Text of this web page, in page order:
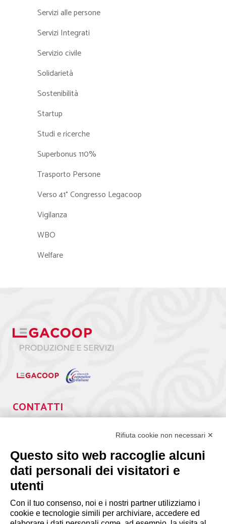
Servizi alle persone
Servizi Integrati
Servizio civile
Solidarietà
Sostenibilità
Startup
Studi e ricerche
Superbonus 110%
Trasporto Persone
Verso 41° Congresso Legacoop
Vigilanza
WBO
Welfare
CONTATTI
segreteria@lps.coop
Rifiuta cookie non necessari ✕
Questo sito web raccoglie alcuni
dati personali dei visitatori e
utenti
Con il tuo consenso, noi e i nostri partner utilizziamo i
cookie e tecnologie simili per archiviare, accedere ed